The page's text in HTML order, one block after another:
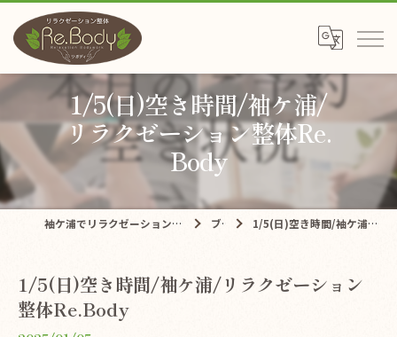
1/5(日)空き時間/袖ケ浦/
リラクゼーション整体Re.
Body
袖ケ浦でリラクゼーションならリラクゼーション整体Re.Body ブログ 1/5(日)空き時間/袖ケ浦/リラクゼーション整体Re.Body
1/5(日)空き時間/袖ケ浦/リラクゼーション
整体Re.Body